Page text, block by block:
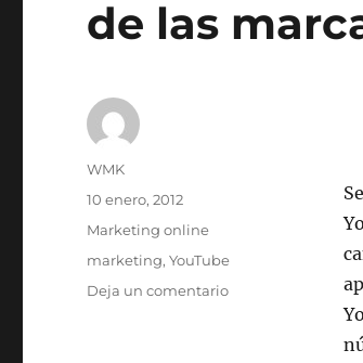
de las
Autor
WMK
Publicado
10 enero, 2012
Categorías
Marketing online
Etiquetas
marketing,YouTube
Deja un comentarioen